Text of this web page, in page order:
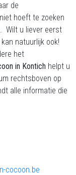
de
hoeft te zoeken
Wilt u liever eerst
natuurlijk ook!
het
in Kontich helpt u
rechtsboven op
alle informatie die
cocoon.be